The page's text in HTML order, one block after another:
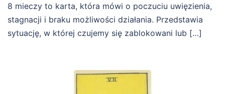
8 mieczy to karta, która mówi o poczuciu uwięzienia,
stagnacji i braku możliwości działania. Przedstawia
sytuację, w której czujemy się zablokowani lub […]